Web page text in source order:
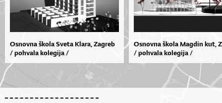
Osnovna škola Sveta Klara, Zagreb
/ pohvala kolegija /
Osnovna škola Magdin kut,
/ pohvala kolegija /